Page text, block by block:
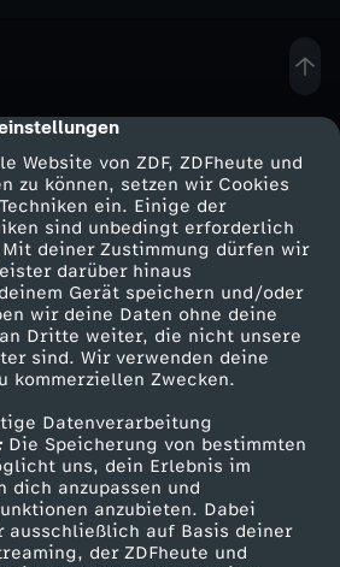
Website von ZDF, ZDFheute und
zu können, setzen wir Cookies
ein. Einige der
sind unbedingt erforderlich
deiner Zustimmung dürfen wir
darüber hinaus
Gerät speichern und/oder
wir deine Daten ohne deine
Dritte weiter, die nicht unsere
sind. Wir verwenden deine
kommerziellen Zwecken.
Datenverarbeitung
Die Speicherung von bestimmten
uns, dein Erlebnis im
dich anzupassen und
anzubieten. Dabei
ausschließlich auf Basis deiner
der ZDFheute und
Service
ZDFmitreden
Kontakt zum ZDF
Tickets
Zuschauerservice
Hilfe